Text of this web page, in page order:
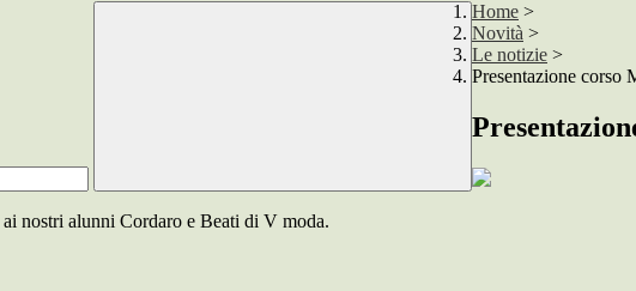
Home >
Novità >
Le notizie >
Presentazione corso
nostri alunni Cordaro e Beati di V moda.